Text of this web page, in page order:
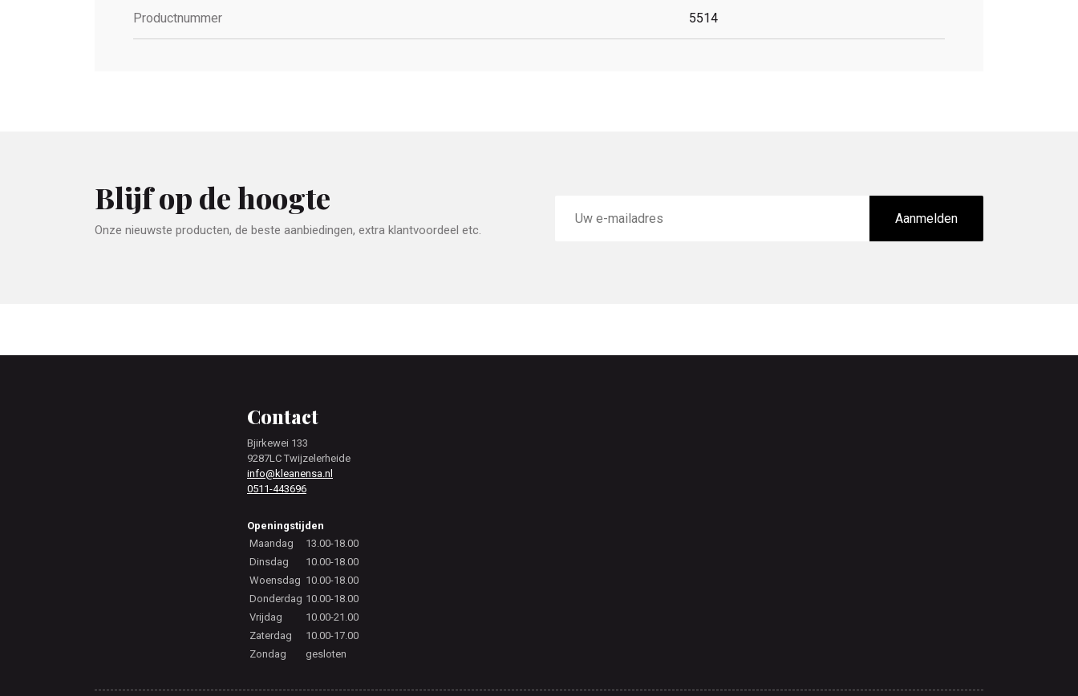
Productnummer 5514
Blijf op de hoogte
Onze nieuwste producten, de beste aanbiedingen, extra klantvoordeel etc.
mailadres
Aanmelden
Contact
Bjirkewei 133
9287LC Twijzelerheide
info@kleanensa.nl
0511-443696
Openingstijden
Maandag
13.00-18.00
Dinsdag
10.00-18.00
Woensdag 10.00-18.00
Donderdag 10.00-18.00
Vrijdag
10.00-21.00
Zaterdag
10.00-17.00
Zondag
gesloten